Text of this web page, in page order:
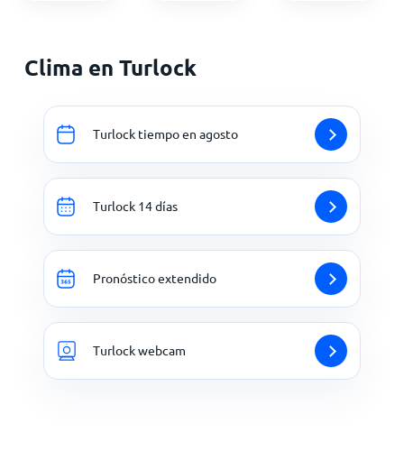
Clima en Turlock
Turlock tiempo en agosto
Turlock 14 días
Pronóstico extendido
Turlock webcam